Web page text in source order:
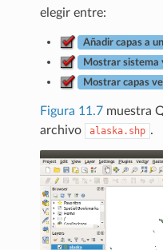
elegir entre:
Añadir capas a
Mostrar sistema
Mostrar capas
Figura 11.7muestra
archivo
alaska.shp .